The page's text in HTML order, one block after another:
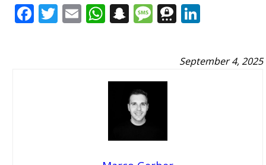
Facebook
Twitter
EmailWhatsApp
Snapchat
Message
Threema
September 4, 2025